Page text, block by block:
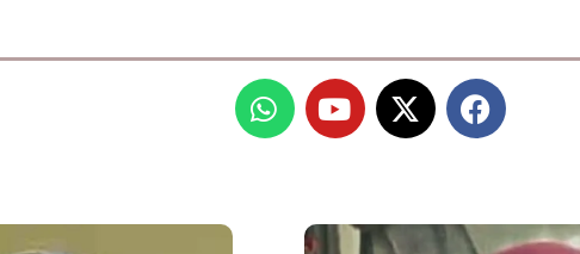
F
a
c
b
o
X
-
t
i
t
Y
o
u
u
b
W
h
a